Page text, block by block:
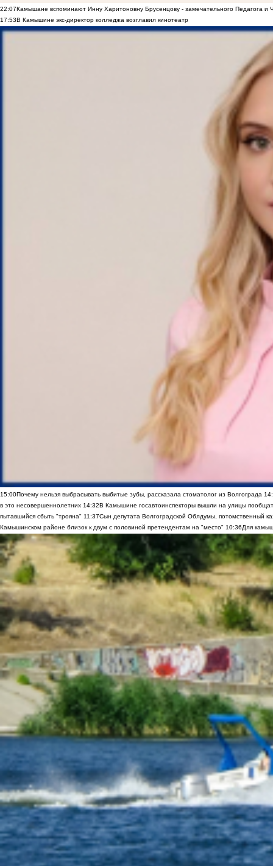
22:07Камышане вспоминают Инну Харитоновну Брусенцову - замечательного Педагога и
17:53В Камышине экс-директор колледжа возглавил кинотеатр
15:00Почему нельзя выбрасывать выбитые зубы, рассказала стоматолог из Волгограда
в это несовершеннолетних 14:32В Камышине госавтоинспекторы вышли на улицы
пытавшийся сбыть "трояна" 11:37Сын депутата Волгоградской Облдумы, потомственный
Камышинском районе близок к двум с половиной претендентам на "место" 10:36Для